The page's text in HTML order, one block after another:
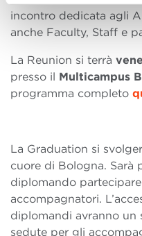
incontro dedicata agli
anche Faculty, Staff e
La Reunion si terrà
presso il Multicampus
programma completo
La Graduation si
cuore di Bologna. Sarà
diplomando
accompagnatori.
diplomandi avranno un
sedute per gli